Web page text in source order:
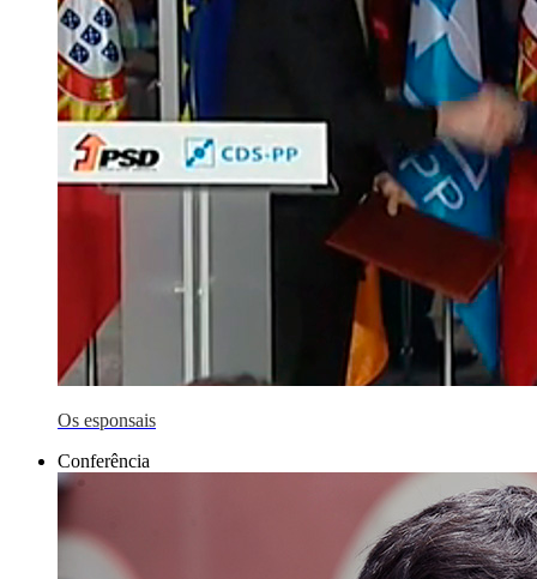
Os esponsais
Conferência